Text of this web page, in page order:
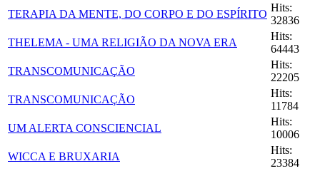
TERAPIA DA MENTE, DO CORPO E DO ESPÍRITO
Hits:
32836
THELEMA - UMA RELIGIÃO DA NOVA ERA
Hits:
64443
TRANSCOMUNICAÇÃO
Hits:
22205
TRANSCOMUNICAÇÃO
Hits:
11784
UM ALERTA CONSCIENCIAL
Hits:
10006
WICCA E BRUXARIA
Hits:
23384